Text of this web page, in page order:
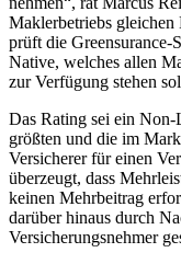
Maklerbetriebs gleichen
prüft die Greensurance-
Native, welches allen
zur Verfügung stehen
Das Rating sei ein
größten und die im
Versicherer für einen
überzeugt, dass
keinen Mehrbeitrag
darüber hinaus durch
Versicherungsnehmer